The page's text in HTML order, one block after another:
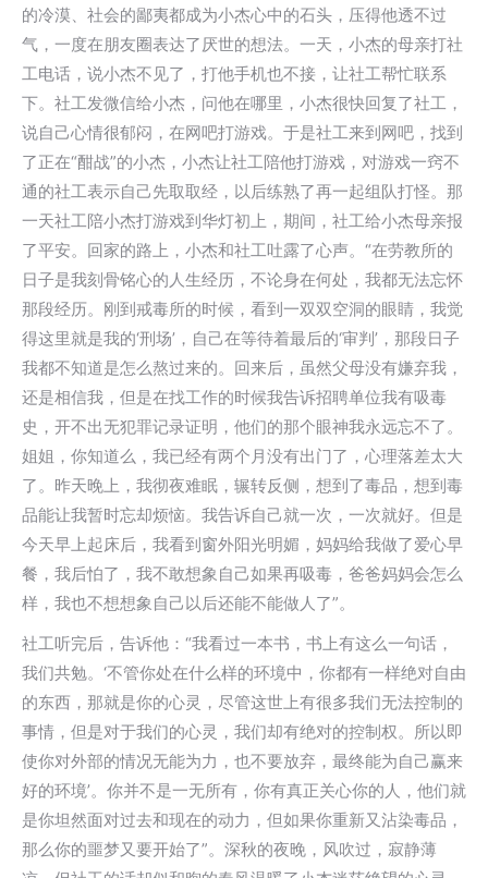
的冷漠、社会的鄙夷都成为小杰心中的石头，压得他透不过
气，一度在朋友圈表达了厌世的想法。一天，小杰的母亲打社
工电话，说小杰不见了，打他手机也不接，让社工帮忙联系
下。社工发微信给小杰，问他在哪里，小杰很快回复了社工，
说自己心情很郁闷，在网吧打游戏。于是社工来到网吧，找到
了正在“酣战”的小杰，小杰让社工陪他打游戏，对游戏一窍不
通的社工表示自己先取取经，以后练熟了再一起组队打怪。那
一天社工陪小杰打游戏到华灯初上，期间，社工给小杰母亲报
了平安。回家的路上，小杰和社工吐露了心声。“在劳教所的
日子是我刻骨铭心的人生经历，不论身在何处，我都无法忘怀
那段经历。刚到戒毒所的时候，看到一双双空洞的眼睛，我觉
得这里就是我的‘刑场’，自己在等待着最后的‘审判’，那段日子
我都不知道是怎么熬过来的。回来后，虽然父母没有嫌弃我，
还是相信我，但是在找工作的时候我告诉招聘单位我有吸毒
史，开不出无犯罪记录证明，他们的那个眼神我永远忘不了。
姐姐，你知道么，我已经有两个月没有出门了，心理落差太大
了。昨天晚上，我彻夜难眠，辗转反侧，想到了毒品，想到毒
品能让我暂时忘却烦恼。我告诉自己就一次，一次就好。但是
今天早上起床后，我看到窗外阳光明媚，妈妈给我做了爱心早
餐，我后怕了，我不敢想象自己如果再吸毒，爸爸妈妈会怎么
样，我也不想想象自己以后还能不能做人了”。
社工听完后，告诉他：“我看过一本书，书上有这么一句话，
我们共勉。‘不管你处在什么样的环境中，你都有一样绝对自由
的东西，那就是你的心灵，尽管这世上有很多我们无法控制的
事情，但是对于我们的心灵，我们却有绝对的控制权。所以即
使你对外部的情况无能为力，也不要放弃，最终能为自己赢来
好的环境’。你并不是一无所有，你有真正关心你的人，他们就
是你坦然面对过去和现在的动力，但如果你重新又沾染毒品，
那么你的噩梦又要开始了”。深秋的夜晚，风吹过，寂静薄